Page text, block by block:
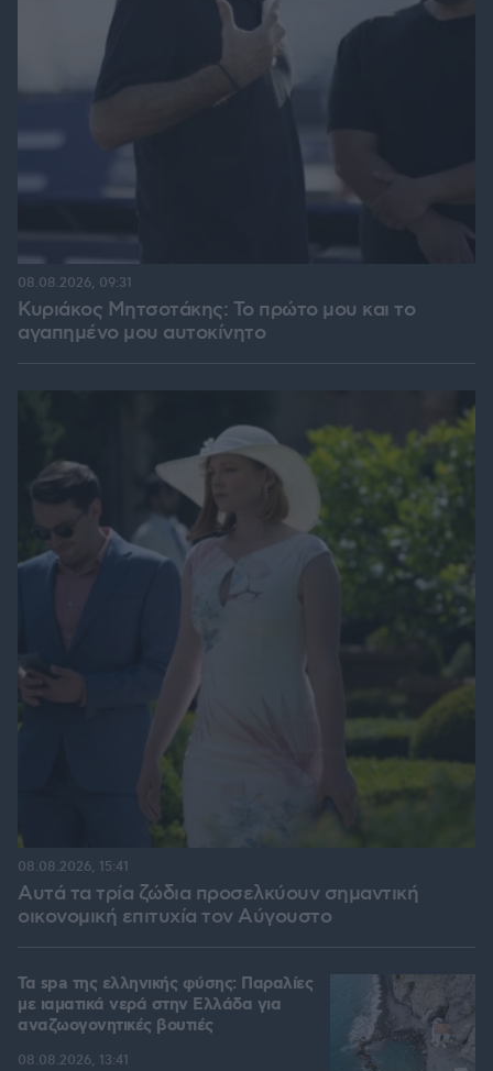
Κυριάκος Μητσοτάκης: Το πρώτο μου και το
αγαπημένο μου αυτοκίνητο
08.08.2026, 09:31
Αυτά τα τρία ζώδια προσελκύουν σημαντική
οικονομική επιτυχία τον Αύγουστο
08.08.2026, 15:41
Τα spa της ελληνικής φύσης: Παραλίες
με ιαματικά νερά στην Ελλάδα για
αναζωογονητικές βουτιές
08.08.2026, 13:41